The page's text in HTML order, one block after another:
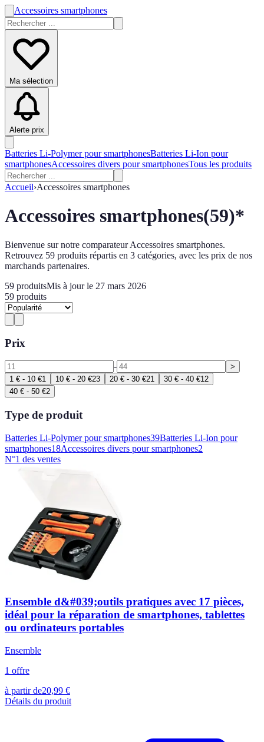
Accessoires smartphones
Ma sélection
Alerte prix
Batteries Li-Polymer pour smartphonesBatteries Li-Ion pour
smartphonesAccessoires divers pour smartphonesTous les produits
Accueil›Accessoires smartphones
Accessoires smartphones(59)*
Bienvenue sur notre comparateur Accessoires smartphones.
Retrouvez 59 produits répartis en 3 catégories, avec les prix de nos
marchands partenaires.
59 produitsMis à jour le 27 mars 2026
59 produits
Prix
-
>
1 € - 10 €1 10 € - 20 €23 20 € - 30 €21 30 € - 40 €12
40 € - 50 €2
Type de produit
Batteries Li-Polymer pour smartphones39Batteries Li-Ion pour
smartphones18Accessoires divers pour smartphones2
N°1 des ventes
Ensemble d&#039;outils pratiques avec 17 pièces,
idéal pour la réparation de smartphones, tablettes
ou ordinateurs portables
Ensemble
1 offre
à partir de20,99 €
Détails du produit